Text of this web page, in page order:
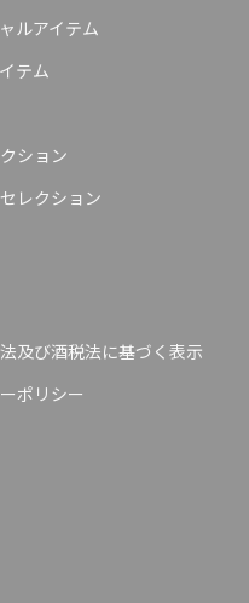
ルアイテム
テム
ション
レクション
及び酒税法に基づく表示
ポリシー